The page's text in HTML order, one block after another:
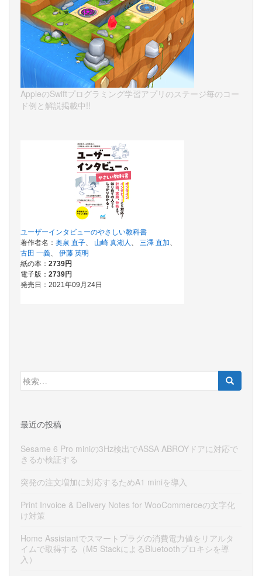
AppleのSwiftプログラミング学習アプリのステージ毎のコー
ド例と解説掲載中!!
検
索:
最近の投稿
Sesame 6 Pro miniの3Hz検出でASSA ABROYドアに対応で
きるか検証する
突発の注文増加に対応するためA1 miniを導入
Print Invoice & Delivery Notes for WooCommerceの文字化
け対策
Home Assistantでスマートプラグの消費電力値をリアルタ
イムで取得する（M5 StackによるBluetoothプロキシを導
入）